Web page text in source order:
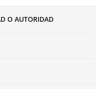
O AUTORIDAD